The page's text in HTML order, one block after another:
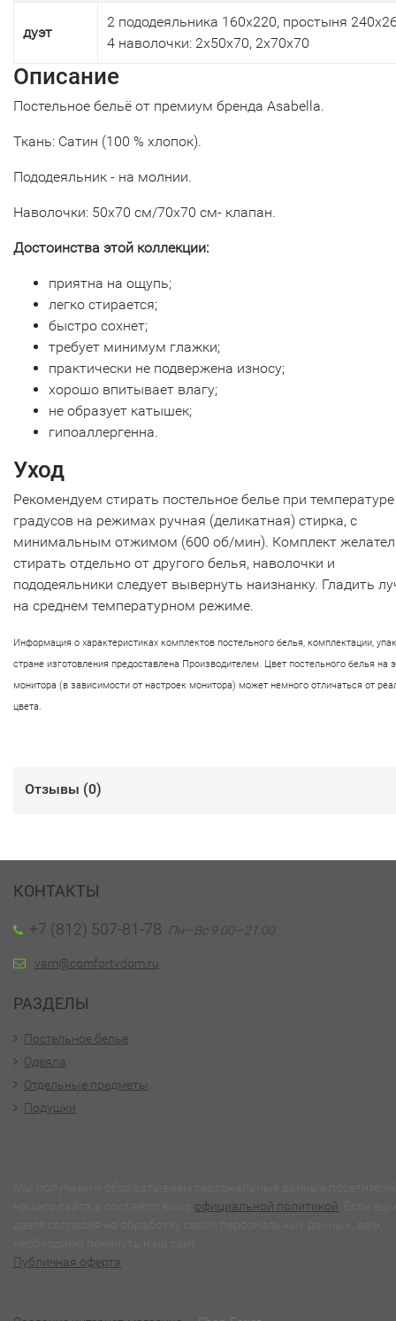
дуэт
2 пододеяльника 160х220, простыня
4 наволочки: 2х50х70, 2х70х70
Описание
Постельное бельё от премиум бренда Asabella.
Ткань: Сатин (100 % хлопок).
Пододеяльник - на молнии.
Наволочки: 50х70 см/70х70 см- клапан.
Достоинства этой коллекции:
приятна на ощупь;
легко стирается;
быстро сохнет;
требует минимум глажки;
практически не подвержена износу;
хорошо впитывает влагу;
не образует катышек;
гипоаллергенна.
Уход
Рекомендуем стирать постельное белье при
градусов на режимах ручная (деликатная) стирка, с
минимальным отжимом (600 об/мин). Комплект
стирать отдельно от другого белья, наволочки и
пододеяльники следует вывернуть наизнанку. Гладить
на среднем температурном режиме.
Информация о характеристиках комплектов постельного белья, комплектации,
стране изготовления предоставлена Производителем. Цвет постельного белья на
монитора (в зависимости от настроек монитора) может немного отличаться от
цвета.
Отзывы (0)
КОНТАКТЫ
+7 (812) 507-81-78 Пн—Вс 9:00—21:00
vam@comfortvdom.ru
РАЗДЕЛЫ
Постельное белье
Одеяла
Отдельные предметы
Подушки
официальной политикой
Публичная оферта